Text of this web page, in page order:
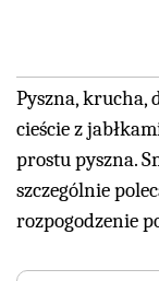
Pyszna,
cieście z
prostu pyszna.
szczególnie
rozpogodzenie